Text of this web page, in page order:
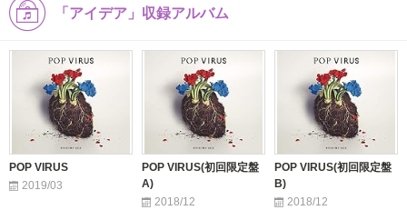
「アイデア」収録アルバム
POP VIRUS
2019/03
POP VIRUS(初回限定盤
A)
2018/12
POP VIRUS(初回限定盤
B)
2018/12